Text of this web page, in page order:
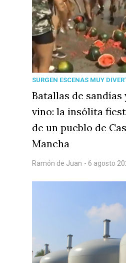
SURGEN ESCENAS MUY
Batallas de
vino: la insólita
de un pueblo de
Mancha
Ramón de Juan - 6 agosto